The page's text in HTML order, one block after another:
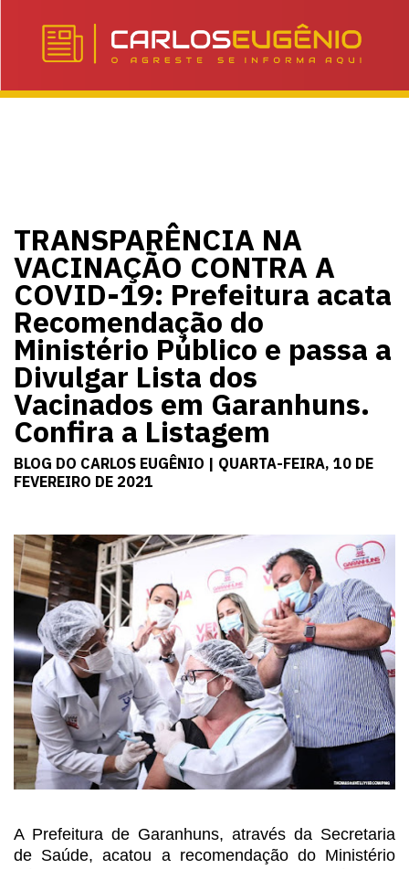
TRANSPARÊNCIA NA
VACINAÇÃO CONTRA A
COVID-19: Prefeitura acata
Recomendação do
Ministério Público e passa a
Divulgar Lista dos
Vacinados em Garanhuns.
Confira a Listagem
BLOG DO CARLOS EUGÊNIO | QUARTA-FEIRA, 10 DE
FEVEREIRO DE 2021
A Prefeitura de Garanhuns, através da Secretaria
de Saúde, acatou a recomendação do Ministério